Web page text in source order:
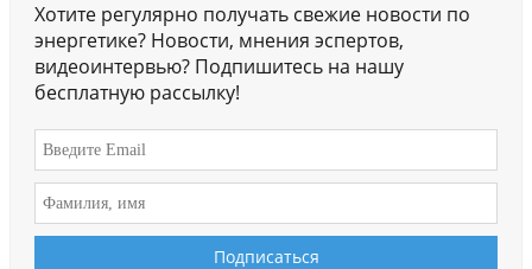
Хотите регулярно получать свежие новости по
энергетике? Новости, мнения эспертов,
видеоинтервью? Подпишитесь на нашу
бесплатную рассылку!